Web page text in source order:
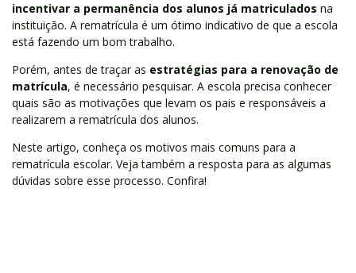
incentivar a permanência dos alunos já matriculados na
instituição. A rematrícula é um ótimo indicativo de que a escola
está fazendo um bom trabalho.
Porém, antes de traçar as estratégias para a renovação de
matrícula, é necessário pesquisar. A escola precisa conhecer
quais são as motivações que levam os pais e responsáveis a
realizarem a rematrícula dos alunos.
Neste artigo, conheça os motivos mais comuns para a
rematrícula escolar. Veja também a resposta para as algumas
dúvidas sobre esse processo. Confira!